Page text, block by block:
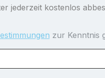
jederzeit kostenlos
zur Kenntnis